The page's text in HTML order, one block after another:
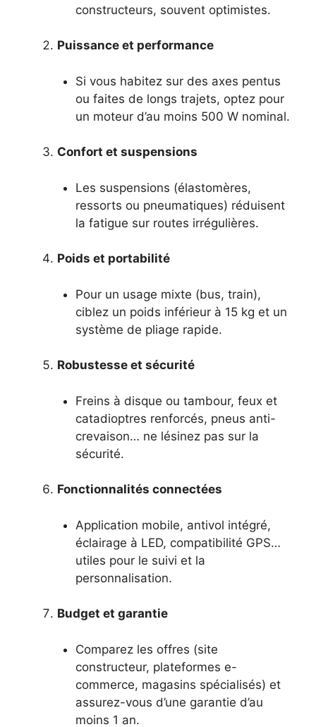
constructeurs, souvent optimistes.
Puissance et performance
Si vous habitez sur des axes pentus
ou faites de longs trajets, optez pour
un moteur d’au moins 500 W nominal.
Confort et suspensions
Les suspensions (élastomères,
ressorts ou pneumatiques) réduisent
la fatigue sur routes irrégulières.
Poids et portabilité
Pour un usage mixte (bus, train),
ciblez un poids inférieur à 15 kg et un
système de pliage rapide.
Robustesse et sécurité
Freins à disque ou tambour, feux et
catadioptres renforcés, pneus anti-
crevaison… ne lésinez pas sur la
sécurité.
Fonctionnalités connectées
Application mobile, antivol intégré,
éclairage à LED, compatibilité GPS…
utiles pour le suivi et la
personnalisation.
Budget et garantie
Comparez les offres (site
constructeur, plateformes e-
commerce, magasins spécialisés) et
assurez-vous d’une garantie d’au
moins 1 an.